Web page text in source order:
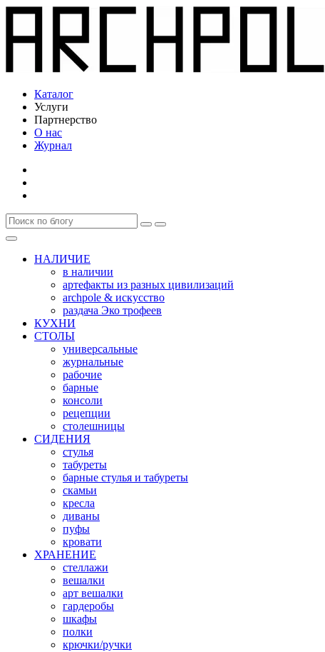
Каталог
Услуги
Партнерство
О нас
Журнал
НАЛИЧИЕ
в наличии
артефакты из разных цивилизаций
archpole & искусство
раздача Эко трофеев
КУХНИ
СТОЛЫ
универсальные
журнальные
рабочие
барные
консоли
рецепции
столешницы
СИДЕНИЯ
стулья
табуреты
барные стулья и табуреты
скамьи
кресла
диваны
пуфы
кровати
ХРАНЕНИЕ
стеллажи
вешалки
арт вешалки
гардеробы
шкафы
полки
крючки/ручки